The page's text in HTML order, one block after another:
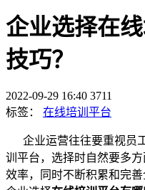
企业选择在
技巧？
2022-09-29 16:40 3711
标签：
在线培训平台
企业运营往往要重视员
训平台，选择时自然要多
效率，同时不断积累和完